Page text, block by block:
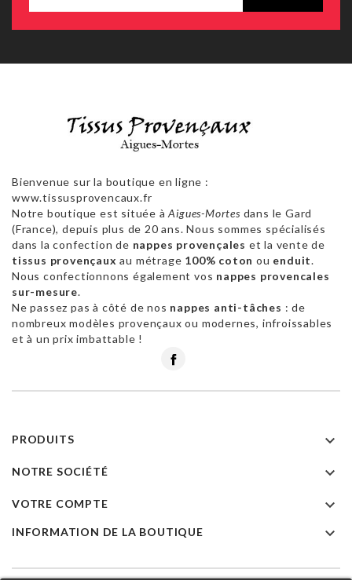
Bienvenue sur la boutique en ligne :
www.tissusprovencaux.fr
Notre boutique est située àAigues-Mortes dans le Gard
(France), depuis plus de 20 ans. Nous sommes spécialisés
dans la confection de nappes provençales et la vente de
tissus provençaux au métrage 100% coton ou enduit.
Nous confectionnons également vos nappes provencales
sur-mesure.
Ne passez pas à côté de nos nappes anti-tâches : de
nombreux modèles provençaux ou modernes, infroissables
et à un prix imbattable !
PRODUITS 
NOTRE SOCIÉTÉ 
VOTRE COMPTE 
INFORMATION DE LA BOUTIQUE 